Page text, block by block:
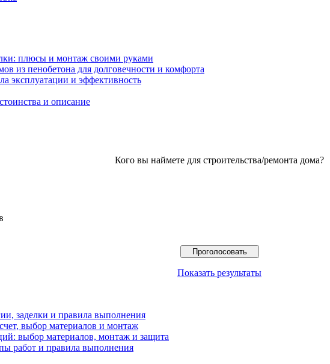
плюсы и монтаж своими руками
из пенобетона для долговечности и комфорта
эксплуатации и эффективность
и описание
Кого вы наймете для строительства/ремонта дома?
Показать результаты
заделки и правила выполнения
выбор материалов и монтаж
выбор материалов, монтаж и защита
работ и правила выполнения